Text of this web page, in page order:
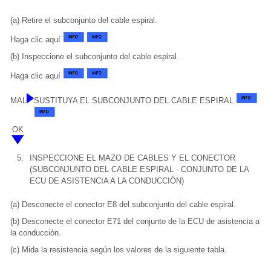
(a) Retire el subconjunto del cable espiral.
Haga clic aquí
(b) Inspeccione el subconjunto del cable espiral.
Haga clic aquí
MAL SUSTITUYA EL SUBCONJUNTO DEL CABLE ESPIRAL
OK
5.
INSPECCIONE EL MAZO DE CABLES Y EL CONECTOR
(SUBCONJUNTO DEL CABLE ESPIRAL - CONJUNTO DE LA
ECU DE ASISTENCIA A LA CONDUCCIÓN)
(a) Desconecte el conector E8 del subconjunto del cable espiral.
(b) Desconecte el conector E71 del conjunto de la ECU de asistencia a
la conducción.
(c) Mida la resistencia según los valores de la siguiente tabla.